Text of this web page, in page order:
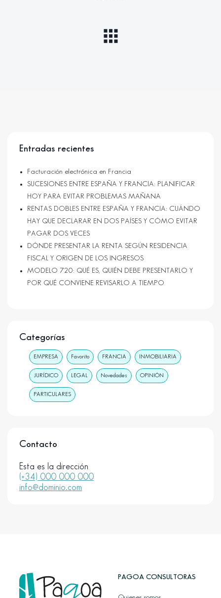
Entradas recientes
Facturación electrónica en Francia
SUCESIONES ENTRE ESPAÑA Y FRANCIA: PLANIFICAR
HOY PARA EVITAR PROBLEMAS MAÑANA
RENTAS DOBLES ENTRE ESPAÑA Y FRANCIA: CUÁNDO
HAY QUE DECLARAR EN DOS PAÍSES Y CÓMO EVITAR
PAGAR DOS VECES
DÓNDE PRESENTAR LA RENTA SEGÚN RESIDENCIA
FISCAL Y ORIGEN DE LOS INGRESOS
MODELO 720: QUÉ ES, QUIÉN DEBE PRESENTARLO Y
POR QUÉ CONVIENE REVISARLO A TIEMPO
Categorías
EMPRESA Favorito FRANCIA INMOBILIARIA
JURÍDICO LEGAL Novedades OPINIÓN
PARTICULARES
Contacto
Esta es la dirección
(+34) 000 000 000
info@dominio.com
PAGOA CONSULTORAS